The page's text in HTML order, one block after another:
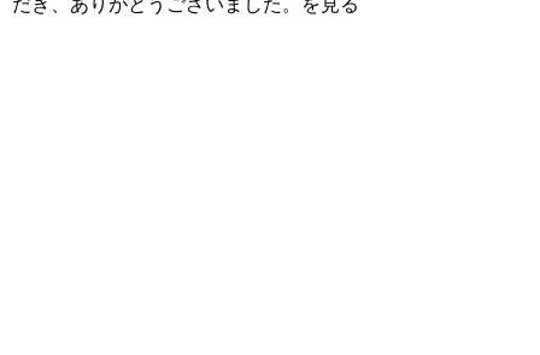
だき、ありがとうございました。を見る